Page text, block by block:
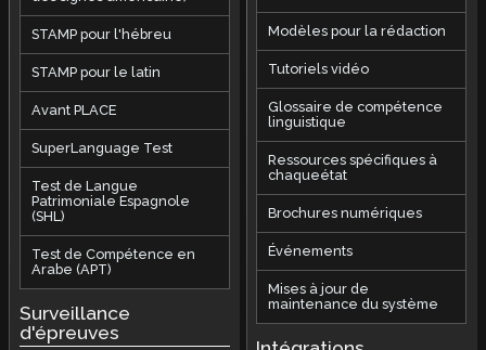
STAMP pour l'hébreu
STAMP pour le latin
Avant PLACE
SuperLanguage Test
Test de Langue
Patrimoniale Espagnole
(SHL)
Test de Compétence en
Arabe (APT)
Surveillance
d'épreuves
Modèles pour la rédaction
Tutoriels vidéo
Glossaire de compétence
linguistique
Ressources spécifiques à
chaqueétat
Brochures numériques
Événements
Mises à jour de
maintenance du système